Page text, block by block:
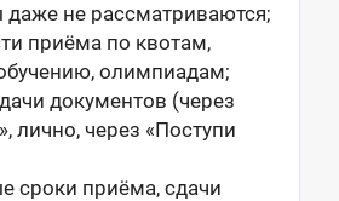
не рассматриваются;
приёма по квотам,
олимпиадам;
документов (через
лично, через «Поступи
сроки приёма, сдачи